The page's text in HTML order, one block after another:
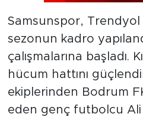
Samsunspor,
sezonun kadro
çalışmalarına başladı.
hücum hattını
ekiplerinden Bodrum
eden genç futbolcu